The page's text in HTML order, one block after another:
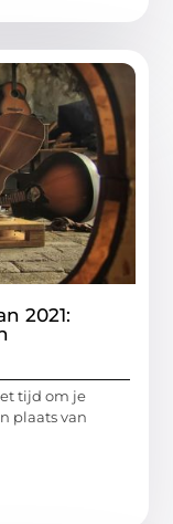
2021:
tijd om je
plaats van